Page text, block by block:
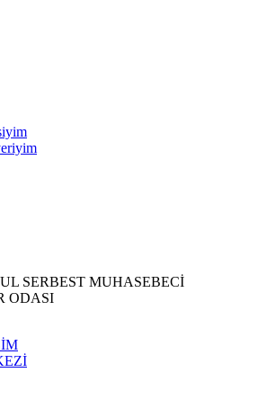
SERBEST MUHASEBECİ
ODASI